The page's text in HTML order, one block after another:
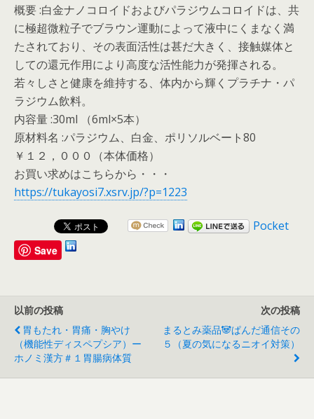
概要 :白金ナノコロイドおよびパラジウムコロイドは、共
に極超微粒子でブラウン運動によって液中にくまなく満
たされており、その表面活性は甚だ大きく、接触媒体と
しての還元作用により高度な活性能力が発揮される。
若々しさと健康を維持する、体内から輝くプラチナ・パ
ラジウム飲料。
内容量 :30ml （6ml×5本）
原材料名 :パラジウム、白金、ポリソルベート80
￥１２，０００（本体価格）
お買い求めはこちらから・・・
https://tukayosi7.xsrv.jp/?p=1223
Pocket
Save
以前の投稿
胃もたれ・胃痛・胸やけ
（機能性ディスペプシア）ー
ホノミ漢方＃１胃腸病体質
次の投稿
まるとみ薬品🐼ぱんだ通信その
５（夏の気になるニオイ対策）